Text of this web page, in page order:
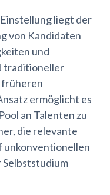
liegt der
von Kandidaten
und
traditioneller
früheren
ermöglicht es
an Talenten zu
die relevante
unkonventionellen